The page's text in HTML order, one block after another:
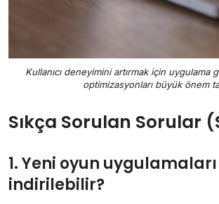
Kullanıcı deneyimini artırmak için uygulama
optimizasyonları büyük önem
Sıkça Sorulan Sorular
1. Yeni oyun
indirilebilir?